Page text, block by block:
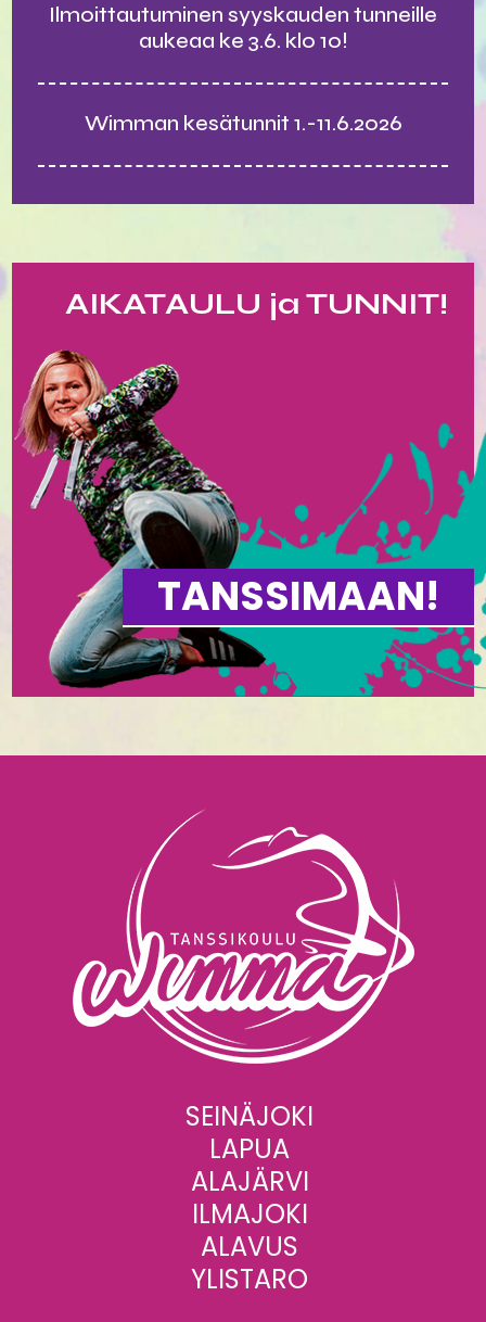
Ilmoittautuminen syyskauden tunneille
aukeaa ke 3.6. klo 10!
Wimman kesätunnit 1.-11.6.2026
AIKATAULU ja TUNNIT!
TANSSIMAAN!
SEINÄJOKI
LAPUA
ALAJÄRVI
ILMAJOKI
ALAVUS
YLISTARO